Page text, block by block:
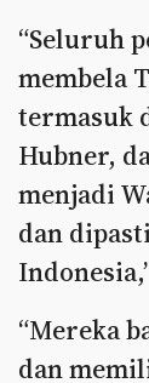
“Seluruh
membela
termasuk
Hubner,
menjadi
dan
“Mereka
dan